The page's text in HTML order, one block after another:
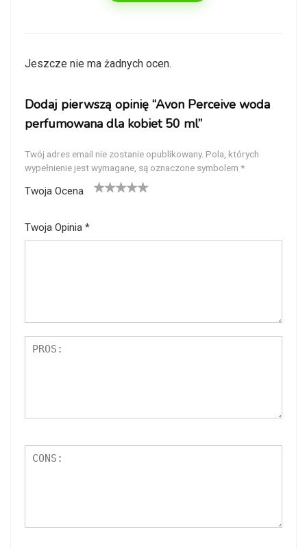
Jeszcze nie ma żadnych ocen.
Dodaj pierwszą opinię “Avon Perceive woda
perfumowana dla kobiet 50 ml”
Twój adres email nie zostanie opublikowany. Pola, których
wypełnienie jest wymagane, są oznaczone symbolem *
Twoja Ocena
Twoja Opinia *